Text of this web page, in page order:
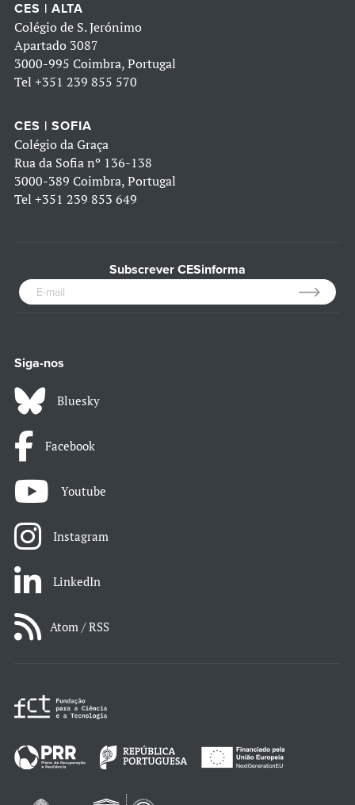
CES | ALTA
Colégio de S. Jerónimo
Apartado 3087
3000-995 Coimbra, Portugal
Tel +351 239 855 570
CES | SOFIA
Colégio da Graça
Rua da Sofia nº 136-138
3000-389 Coimbra, Portugal
Tel +351 239 853 649
Subscrever CESinforma
Siga-nos
Bluesky
Facebook
Youtube
Instagram
LinkedIn
Atom / RSS